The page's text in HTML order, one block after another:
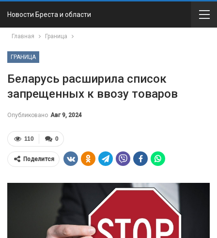
Новости Бреста и области
Главная Граница
ГРАНИЦА
Беларусь расширила список
запрещенных к ввозу товаров
Опубликовано Авг 9, 2024
0
110
Поделится